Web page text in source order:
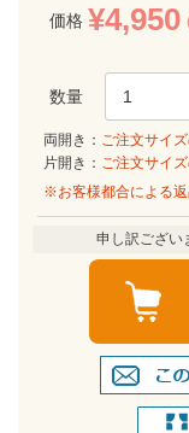
価格 ¥4,950
両開き： ご注文サイ
片開き： ご注文サイ
※お客様都合による返
申し訳ござい